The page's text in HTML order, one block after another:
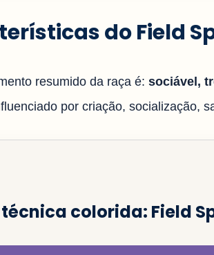
do Field
resumido da raça é: sociável,
por criação, socialização,
colorida: Field